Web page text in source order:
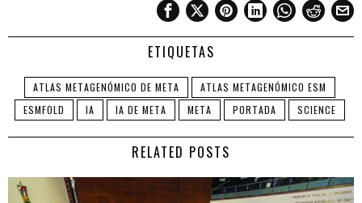
ETIQUETAS
ATLAS METAGENÓMICO DE META
ATLAS METAGENÓMICO ESM
ESMFOLD
IA IA DE META META PORTADA SCIENCE
RELATED POSTS